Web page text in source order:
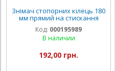
Знімач стопорних кілець 180
мм прямий на стискання
Код: 000195989
В наличии
192,00 грн.